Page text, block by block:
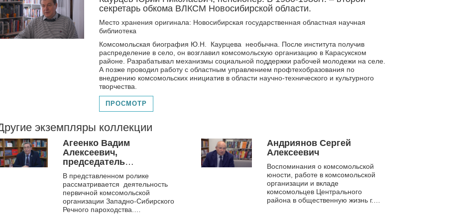
секретарь обкома ВЛКСМ Новосибирской области.
Место хранения оригинала: Новосибирская государственная областная научная
библиотека
Комсомольская биография Ю.Н. Каурцева необычна. После института получив
распределение в село, он возглавил комсомольскую организацию в Карасукском
районе. Разрабатывал механизмы социальной поддержки рабочей молодежи на селе.
А позже проводил работу с областным управлением профтехобразования по
внедрению комсомольских инициатив в области научно-технического и культурного
творчества.
ПРОСМОТР
экземпляры коллекции
Агеенко Вадим
Алексеевич,
председатель
новосибирского
областного совета
ветеранов комсомола,
депутат
Законодательного
В представленном ролике
рассматривается деятельность
первичной комсомольской
организации Западно-Сибирского
Речного пароходства.
Андриянов Сергей
Алексеевич
Воспоминания о комсомольской
юности, работе в комсомольской
организации и вкладе
комсомольцев Центрального
района в общественную жизнь г.